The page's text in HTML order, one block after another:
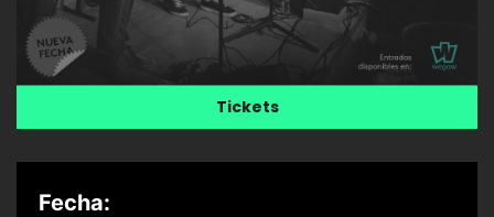
Tickets
Fecha: